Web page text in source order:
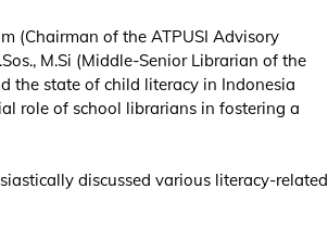
(Chairman of the ATPUSI Advisory
M.Si (Middle-Senior Librarian of the
the state of child literacy in Indonesia
role of school librarians in fostering a
discussed various literacy-related